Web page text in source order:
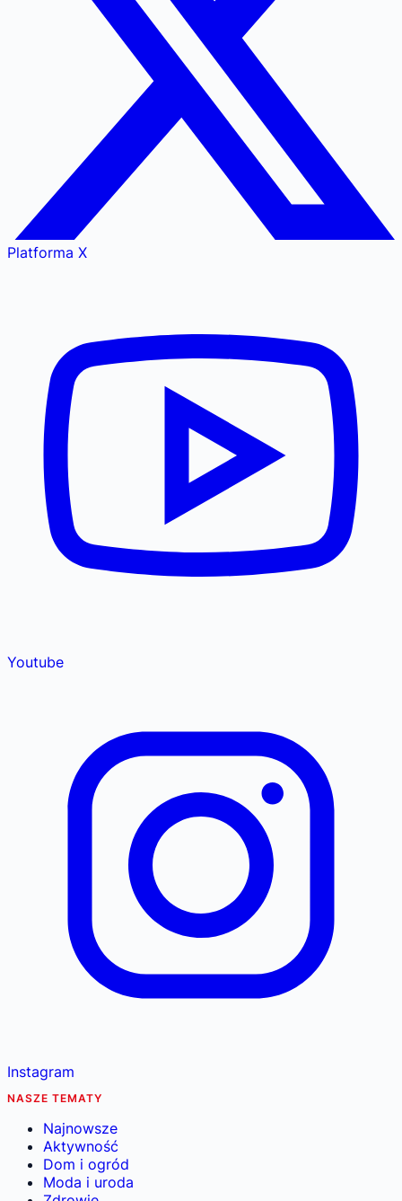
Platforma X
Youtube
Instagram
NASZE TEMATY
Najnowsze
Aktywność
Dom i ogród
Moda i uroda